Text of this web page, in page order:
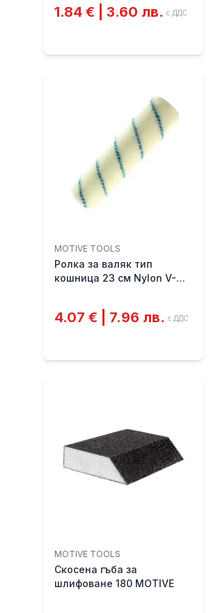
1.84 € | 3.60 лв. с ДДС
MOTIVE TOOLS
Ролка за валяк тип
кошница 23 см Nylon V-
4.07 € | 7.96 лв. с ДДС
MOTIVE TOOLS
Скосена гъба за
шлифоване 180 MOTIVE